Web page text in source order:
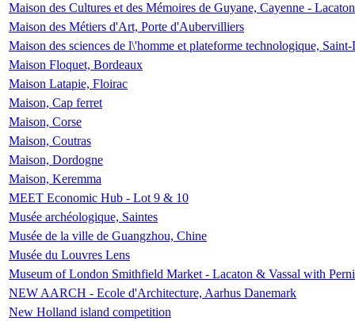
Maison des Cultures et des Mémoires de Guyane, Cayenne -
Maison des Métiers d'Art, Porte d'Aubervilliers
Maison des sciences de l\'homme et plateforme technologique,
Maison Floquet, Bordeaux
Maison Latapie, Floirac
Maison, Cap ferret
Maison, Corse
Maison, Coutras
Maison, Dordogne
Maison, Keremma
MEET Economic Hub - Lot 9 & 10
Musée archéologique, Saintes
Musée de la ville de Guangzhou, Chine
Musée du Louvres Lens
Museum of London Smithfield Market - Lacaton & Vassal with
NEW AARCH - Ecole d'Architecture, Aarhus Danemark
New Holland island competition